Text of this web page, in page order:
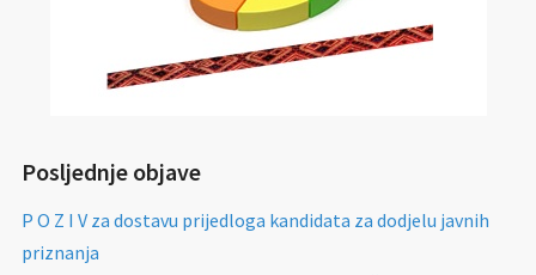
Posljednje objave
P O Z I V za dostavu prijedloga kandidata za dodjelu javnih
priznanja